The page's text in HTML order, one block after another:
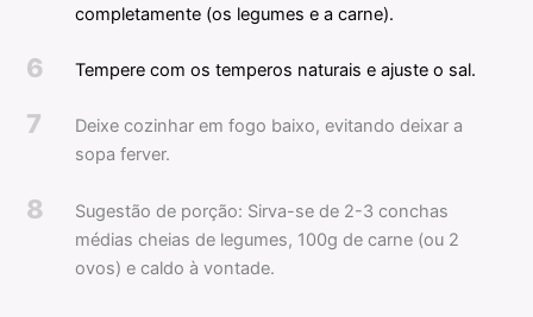
completamente (os legumes e a carne).
6 Tempere com os temperos naturais e ajuste o sal.
7
Deixe cozinhar em fogo baixo, evitando deixar a
sopa ferver.
8
Sugestão de porção: Sirva-se de 2-3 conchas
médias cheias de legumes, 100g de carne (ou 2
ovos) e caldo à vontade.